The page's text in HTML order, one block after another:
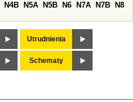
N4B N5A N5B N6 N7A N7B
N8
Utrudnienia
Schematy